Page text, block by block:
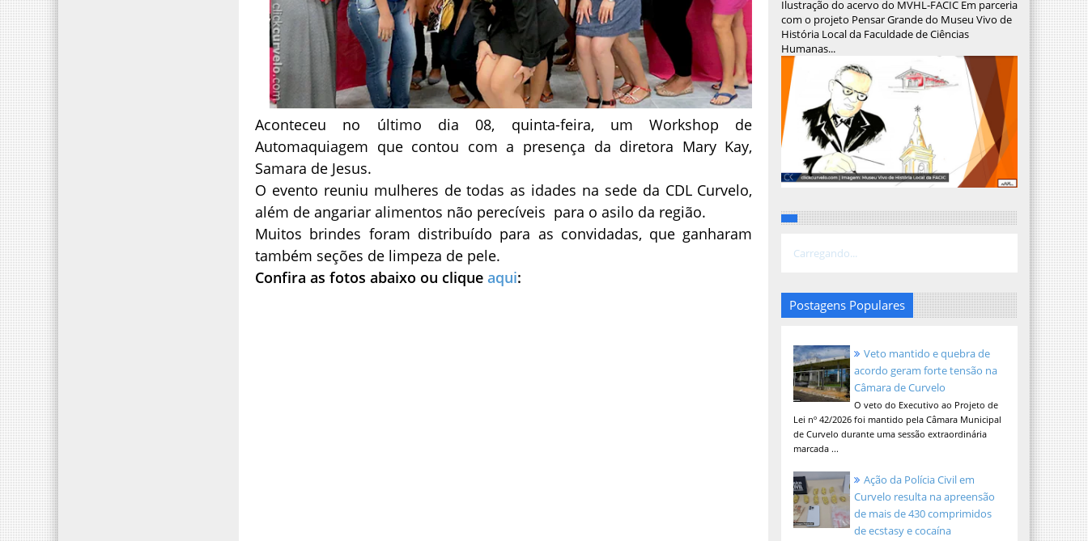
Aconteceu no último dia 08, quinta-feira, um Workshop de
Automaquiagem que contou com a presença da diretora Mary Kay,
Samara de Jesus.
O evento reuniu mulheres de todas as idades na sede da CDL Curvelo,
além de angariar alimentos não perecíveis para o asilo da região.
Muitos brindes foram distribuído para as convidadas, que ganharam
também seções de limpeza de pele.
Confira as fotos abaixo ou cliqueaqui:
Ilustração do acervo do MVHL-FACIC Em parceria
com o projeto Pensar Grande do Museu Vivo de
História Local da Faculdade de Ciências
Humanas...
Carregando...
Postagens Populares
Veto mantido e quebra de
acordo geram forte tensão na
Câmara de Curvelo
O veto do Executivo ao Projeto de
Lei nº 42/2026 foi mantido pela Câmara Municipal
de Curvelo durante uma sessão extraordinária
marcada ...
Ação da Polícia Civil em
Curvelo resulta na apreensão
de mais de 430 comprimidos
de ecstasy e cocaína